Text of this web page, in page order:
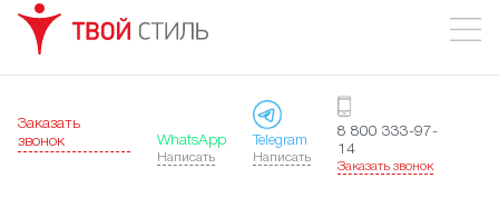
Заказать
звонок
WhatsApp
Написать
Telegram
Написать
8 800 333-97-
14
Заказать звонок